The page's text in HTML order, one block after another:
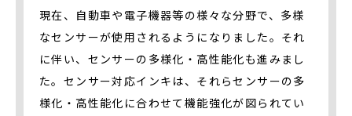
現在、自動車や電子機器等の様々な分野で、多様
なセンサーが使用されるようになりました。それ
に伴い、センサーの多様化・高性能化も進みまし
た。センサー対応インキは、それらセンサーの多
様化・高性能化に合わせて機能強化が図られてい